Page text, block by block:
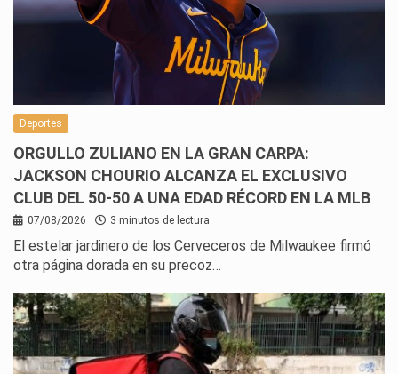
Deportes
ORGULLO ZULIANO EN LA GRAN CARPA:
JACKSON CHOURIO ALCANZA EL EXCLUSIVO
CLUB DEL 50-50 A UNA EDAD RÉCORD EN LA MLB
07/08/2026 3 minutos de lectura
El estelar jardinero de los Cerveceros de Milwaukee firmó
otra página dorada en su precoz…